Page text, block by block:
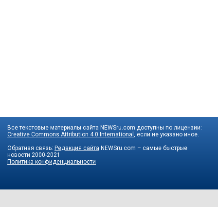
Все текстовые материалы сайта NEWSru.com доступны по лицензии:
Creative Commons Attribution 4.0 International , если не указано иное.
Обратная связь: Редакция сайта NEWSru.com – самые быстрые
новости 2000-2021
Политика конфиденциальности